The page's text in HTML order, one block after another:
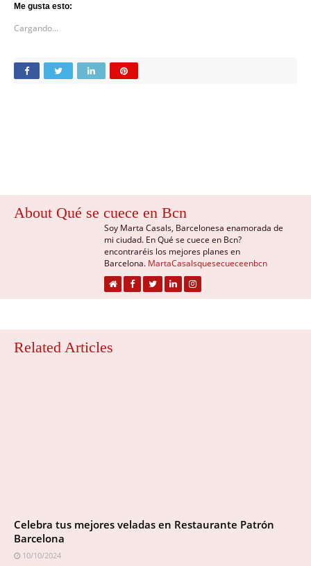
Me gusta esto:
Cargando...
About Qué se cuece en Bcn
Soy Marta Casals, Barcelonesa enamorada de
mi ciudad. En Qué se cuece en Bcn?
encontraréis los mejores planes en
Barcelona. MartaCasalsquesecueceenbcn
Related Articles
Celebra tus mejores veladas en Restaurante Patrón
Barcelona
10/10/2024